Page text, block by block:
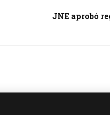
JNE aprobó